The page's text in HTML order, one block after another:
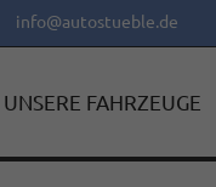
info@autostueble.de
UNSERE FAHRZEUGE